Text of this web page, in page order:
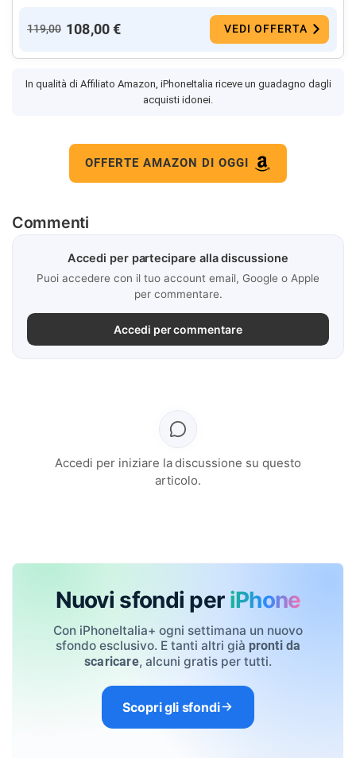
119,00 108,00 € VEDI OFFERTA
In qualità di Affiliato Amazon, iPhoneItalia riceve un guadagno dagli
acquisti idonei.
OFFERTE AMAZON DI OGGI
Commenti
Accedi per partecipare alla discussione
Puoi accedere con il tuo account email, Google o Apple
per commentare.
Accedi per commentare
Accedi per iniziare la discussione su questo
articolo.
Nuovi sfondi per iPhone
Con iPhoneItalia+ ogni settimana un nuovo
sfondo esclusivo. E tanti altri già pronti da
scaricare, alcuni gratis per tutti.
Scopri gli sfondi